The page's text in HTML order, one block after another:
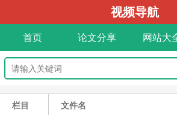
视频导航
首页 论文分享 网站大
栏目 文件名